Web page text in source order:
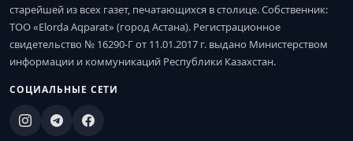
старейшей из всех газет, печатающихся в столице. Собственник:
ТОО «Elorda Aqparat» (город Астана). Регистрационное
свидетельство № 16290-Г от 11.01.2017 г. выдано Министерством
информации и коммуникаций Республики Казахстан.
СОЦИАЛЬНЫЕ СЕТИ